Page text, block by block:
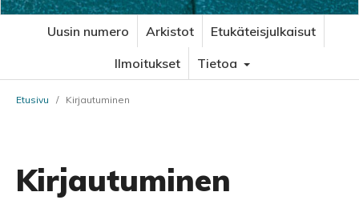
Uusin numero Arkistot
Etukäteisjulkaisut
Ilmoitukset
Tietoa
Etusivu / Kirjautuminen
Kirjautuminen